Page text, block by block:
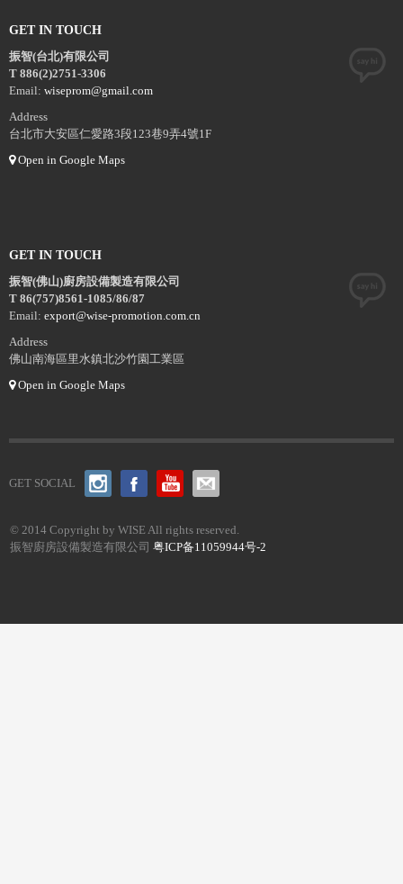
GET IN TOUCH
振智(台北)有限公司
T 886(2)2751-3306
Email: wiseprom@gmail.com
Address
台北市大安區仁愛路3段123巷9弄4號1F
Open in Google Maps
GET IN TOUCH
振智(佛山)廚房設備製造有限公司
T 86(757)8561-1085/86/87
Email: export@wise-promotion.com.cn
Address
佛山南海區里水鎮北沙竹園工業區
Open in Google Maps
GET SOCIAL
© 2014 Copyright by WISE All rights reserved.
振智廚房設備製造有限公司 粤ICP备11059944号-2